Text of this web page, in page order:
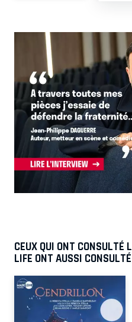
CEUX QUI ONT CONSULTÉ
LIFE ONT AUSSI CONSULTÉ